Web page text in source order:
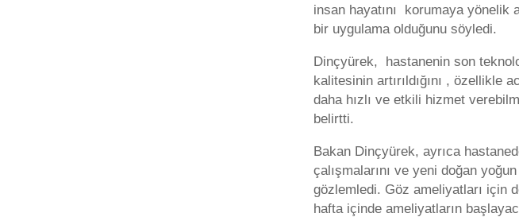
insan hayatını korumaya yönelik
bir uygulama olduğunu söyledi.
Dinçyürek, hastanenin son
kalitesinin artırıldığını , özellikle
daha hızlı ve etkili hizmet
belirtti.
Bakan Dinçyürek, ayrıca
çalışmalarını ve yeni doğan
gözlemledi. Göz ameliyatları için
hafta içinde ameliyatların